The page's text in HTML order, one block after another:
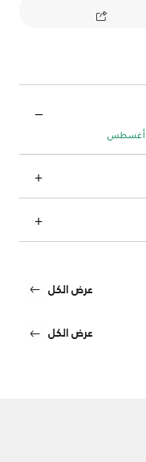
عرض الكل
عرض الكل